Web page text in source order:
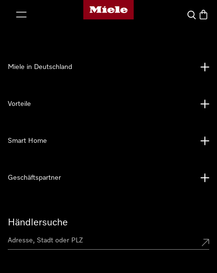
Miele-Homepage
Suche
Händlersuche
Miele in Deutschland
Vorteile
Smart Home
Geschäftspartner